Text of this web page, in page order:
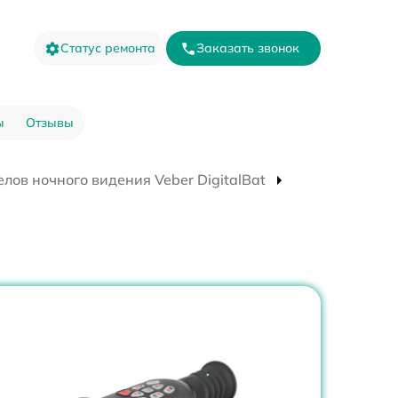
Статус ремонта Заказать звонок
Отзывы
ночного видения Veber DigitalBat